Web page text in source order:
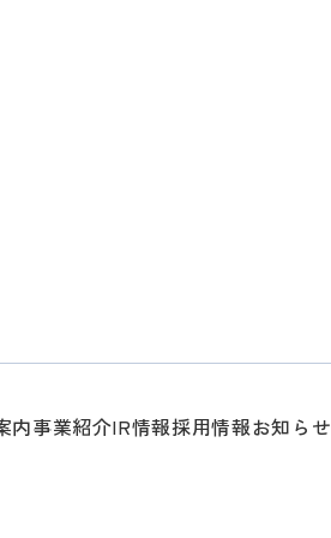
内事業紹介IR情報採用情報お知らせ